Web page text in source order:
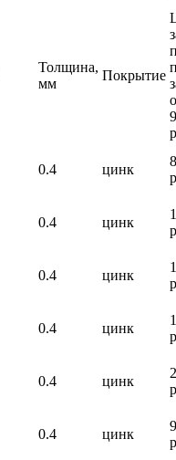
Толщина,
мм
Покрытие
0.4 цинк
0.4 цинк
0.4 цинк
0.4 цинк
0.4 цинк
0.4 цинк